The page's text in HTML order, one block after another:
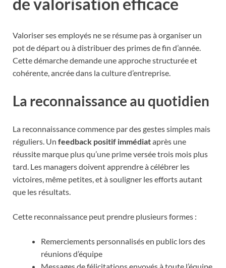
de valorisation efficace
Valoriser ses employés ne se résume pas à organiser un
pot de départ ou à distribuer des primes de fin d’année.
Cette démarche demande une approche structurée et
cohérente, ancrée dans la culture d’entreprise.
La reconnaissance au quotidien
La reconnaissance commence par des gestes simples mais
réguliers. Un feedback positif immédiataprès une
réussite marque plus qu’une prime versée trois mois plus
tard. Les managers doivent apprendre à célébrer les
victoires, même petites, et à souligner les efforts autant
que les résultats.
Cette reconnaissance peut prendre plusieurs formes :
Remerciements personnalisés en public lors des
réunions d’équipe